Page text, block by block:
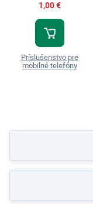
1,00 €
Príslušenstvo pre
mobilné telefóny